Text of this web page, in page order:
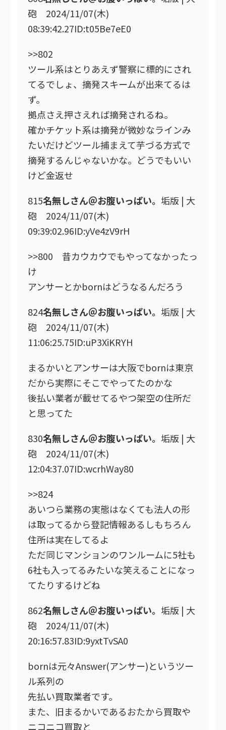
砲 2024/11/07(木)
08:39:42.27ID:t05Be7eE0
>>802
ツール系はとりあえず警察に標的にされ
てるでしょ、摘発スキームが出来てるは
ず。
拠点さえ押さえれば摘発されるね。
確かチケット系は摘発が微妙なラインみ
たいだけどツール捕まえて芋づる方式で
摘発するんじゃないかな。どうでもいい
けど金返せ
815名無しさん＠お腹いっぱい。 垢版 | 大
砲 2024/11/07(木)
09:39:02.96ID:yVe4zV9rH
>>800 昔カウカウでもやってなかったっ
け
アンサーとかbornはどうなるんだろう
824名無しさん＠お腹いっぱい。 垢版 | 大
砲 2024/11/07(木)
11:06:25.75ID:uP3XiKRYH
まるかいとアンサーは大阪でbornは東京
だから実際にそこでやってたのかな
後払い業者が載せてるやつ架空の住所だ
と思ってた
830名無しさん＠お腹いっぱい。 垢版 | 大
砲 2024/11/07(木)
12:04:37.07ID:wcrhWay80
>>824
あいつら業務の実態はなくても法人の形
は取ってるから登記情報あるしもちろん
住所は実在してるよ
ただ同じマンションのワンルームに5社も
6社も入ってるみたいな笑えることになっ
てたりするけどね
862名無しさん＠お腹いっぱい。 垢版 | 大
砲 2024/11/07(木)
20:16:57.83ID:9yxtTvSA0
bornは元々Answer(アンサー)というツー
ル系列の
先払い買取業者です。
また、旧まるかいであるおたから買取や
ニコニコ買取と